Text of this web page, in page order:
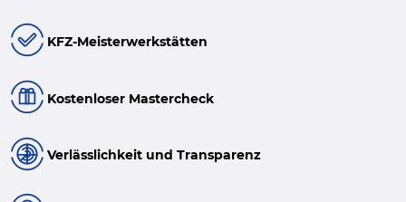
KFZ-Meisterwerkstätten
Kostenloser Mastercheck
Verlässlichkeit und Transparenz